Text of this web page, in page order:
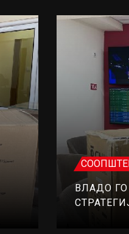
ВЛАДО ГО